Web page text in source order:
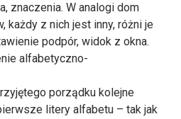
znaczenia. W analogi dom
każdy z nich jest inny, różni je
podpór, widok z okna.
alfabetyczno-
porządku kolejne
litery alfabetu – tak jak